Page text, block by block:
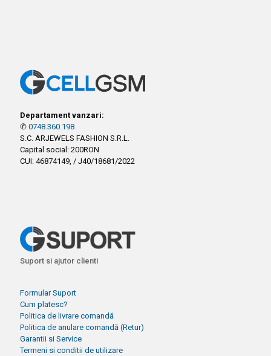
Departament vanzari:
✆ 0748.360.198
S.C. ARJEWELS FASHION S.R.L.
Capital social: 200RON
CUI: 46874149, / J40/18681/2022
Suport si ajutor clienti
Formular Suport
Cum platesc?
Politica de livrare comandă
Politica de anulare comandă (Retur)
Garantii si Service
Termeni si conditii de utilizare